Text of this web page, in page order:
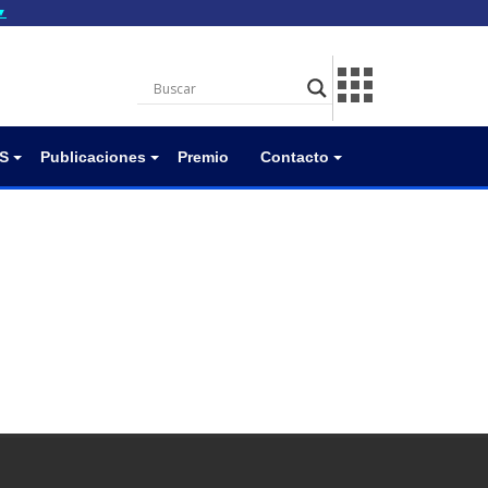
seguros utilizan
Publicaciones Premio Contacto